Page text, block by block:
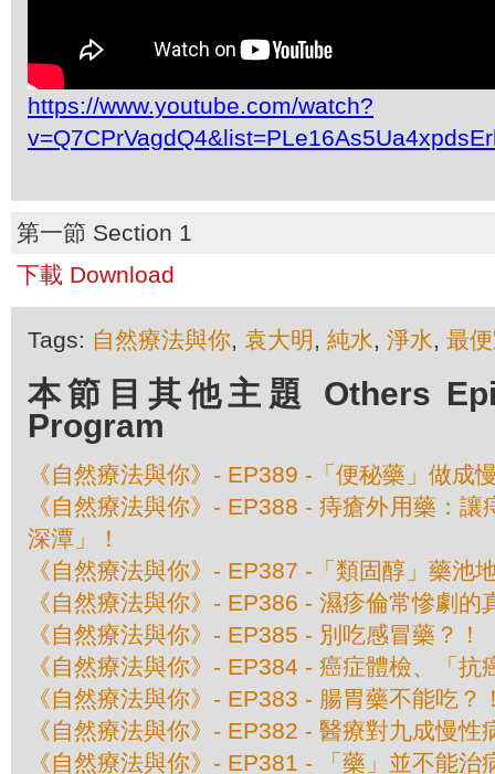
https://www.youtube.com/watch?
第一節 Section 1
下載 Download
Tags: 自然療法與你, 袁大明 , 純水, 淨水, 最
本節目其他主題 Others
Program
《自然療法與你》- EP389 -「便秘藥」做成
《自然療法與你》- EP388 - 痔瘡外用藥：
深潭」！
《自然療法與你》- EP387 -「類固醇」藥池
《自然療法與你》- EP386 - 濕疹倫常慘劇的
《自然療法與你》- EP385 - 別吃感冒藥？！
《自然療法與你》- EP384 - 癌症體檢、「
《自然療法與你》- EP383 - 腸胃藥不能吃？
《自然療法與你》- EP382 - 醫療對九成慢性
《自然療法與你》- EP381 - 「藥」並不能治